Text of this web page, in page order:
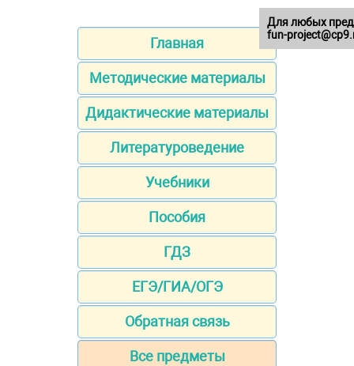
Главная
Методические материалы
Дидактические материалы
Литературоведение
Учебники
Пособия
ГДЗ
ЕГЭ/ГИА/ОГЭ
Обратная связь
Все предметы
Для любых
fun-